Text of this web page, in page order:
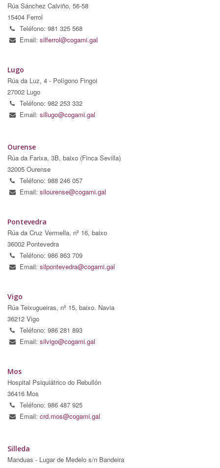
Rúa Sánchez Calviño, 56-58
15404 Ferrol
Teléfono: 981 325 568
Email: silferrol@cogami.gal
Lugo
Rúa da Luz, 4 - Polígono Fingoi
27002 Lugo
Teléfono: 982 253 332
Email: sillugo@cogami.gal
Ourense
Rúa da Farixa, 3B, baixo (Finca Sevilla)
32005 Ourense
Teléfono: 988 246 057
Email: silourense@cogami.gal
Pontevedra
Rúa da Cruz Vermella, nº 16, baixo
36002 Pontevedra
Teléfono: 986 863 709
Email: silpontevedra@cogami.gal
Vigo
Rúa Teixugueiras, nº 15, baixo. Navia
36212 Vigo
Teléfono: 986 281 893
Email: silvigo@cogami.gal
Mos
Hospital Psiquiátrico do Rebullón
36416 Mos
Teléfono: 986 487 925
Email: crd.mos@cogami.gal
Silleda
Manduas - Lugar de Medelo s/n Bandeira